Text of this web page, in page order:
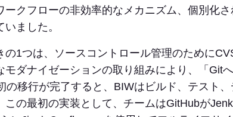
クフローの非効率的なメカニズム、個別化さ
ました。
1つは、ソースコントロール管理のために
ダナイゼーションの取り組みにより、「Git
移行が完了すると、BIWはビルド、テスト、
の最初の実装として、チームはGitHubが